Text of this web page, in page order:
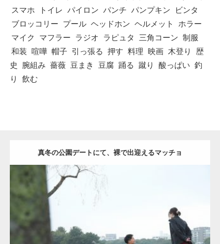
スマホ
トイレ パイロン パンチ パンプキン
ビンタ
ブロッコリー
プール ヘッドホン ヘルメット
ホラー
マイク
マフラー ラジオ ラピュタ 三角コーン 制服
和装
喧嘩 帽子 引っ張る 押す 料理 映画 木登り
歴
史
腕組み 薔薇 豆まき 豆腐 踊る 蹴り 酸っぱい 釣
り
飲む
真冬の公園デートにて、裸で出迎えるマッチョ
公園のマッチョ AKIHITO(細マッチョ) 背中